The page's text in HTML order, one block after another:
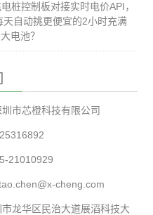
桩控制板对接实时电价API，
天自动挑更便宜的2小时充满
电池？
市芯橙科技有限公司
21010929
cheng.com
龙华区民治大道展滔科技大